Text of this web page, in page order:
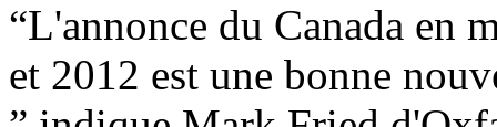
“L'annonce du Canada en
et 2012 est une bonne